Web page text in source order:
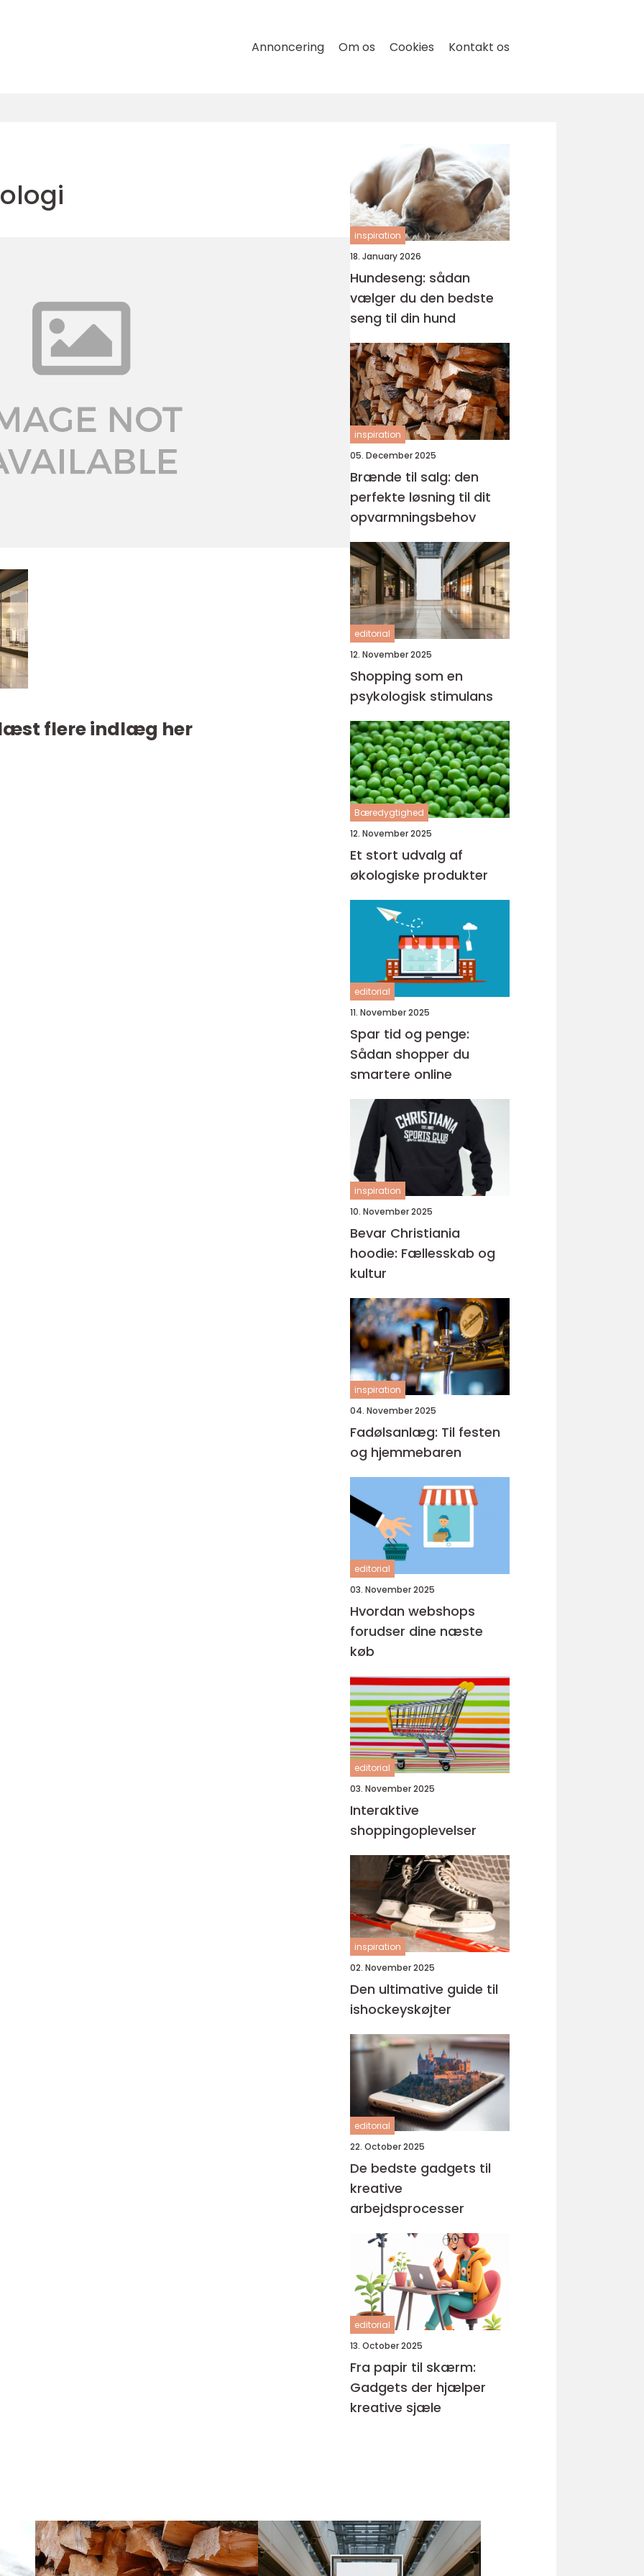
Annoncering Om os Cookies Kontakt os
flere indlæg her
inspiration
18. January 2026
Hundeseng: sådan
vælger du den bedste
seng til din hund
inspiration
05. December 2025
Brænde til salg: den
perfekte løsning til dit
opvarmningsbehov
editorial
12. November 2025
Shopping som en
psykologisk stimulans
Bæredygtighed
12. November 2025
Et stort udvalg af
økologiske produkter
editorial
11. November 2025
Spar tid og penge:
Sådan shopper du
smartere online
inspiration
10. November 2025
Bevar Christiania
hoodie: Fællesskab og
kultur
inspiration
04. November 2025
Fadølsanlæg: Til festen
og hjemmebaren
editorial
03. November 2025
Hvordan webshops
forudser dine næste
køb
editorial
03. November 2025
Interaktive
shoppingoplevelser
inspiration
02. November 2025
Den ultimative guide til
ishockeyskøjter
editorial
22. October 2025
De bedste gadgets til
kreative
arbejdsprocesser
editorial
13. October 2025
Fra papir til skærm:
Gadgets der hjælper
kreative sjæle